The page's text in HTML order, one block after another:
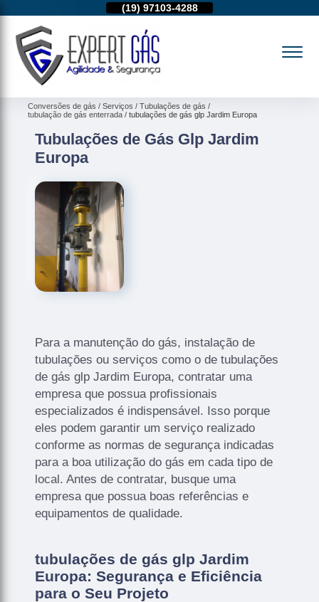
(19) 97103-4288
Conversões de gás Serviços
Tubulações de gás
tubulação de gás enterrada
tubulações de gás glp Jardim Europa
Tubulações de Gás Glp Jardim
Europa
Para a manutenção do gás, instalação de
tubulações ou serviços como o de tubulações
de gás glp Jardim Europa, contratar uma
empresa que possua profissionais
especializados é indispensável. Isso porque
eles podem garantir um serviço realizado
conforme as normas de segurança indicadas
para a boa utilização do gás em cada tipo de
local. Antes de contratar, busque uma
empresa que possua boas referências e
equipamentos de qualidade.
tubulações de gás glp Jardim
Europa: Segurança e Eficiência
para o Seu Projeto